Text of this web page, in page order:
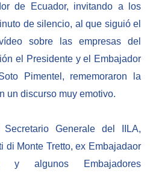
de Ecuador, invitando a los
de silencio, al que siguió el
sobre las empresas del
el Presidente y el Embajador
Pimentel, rememoraron la
un discurso muy emotivo.
Secretario Generale del IILA,
di Monte Tretto, ex Embajadaor
algunos Embajadores